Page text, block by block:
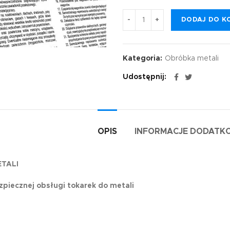
DODAJ DO
Kategoria: Obróbka metali
Udostępnij
OPIS INFORMACJE
obsługi tokarek do metali